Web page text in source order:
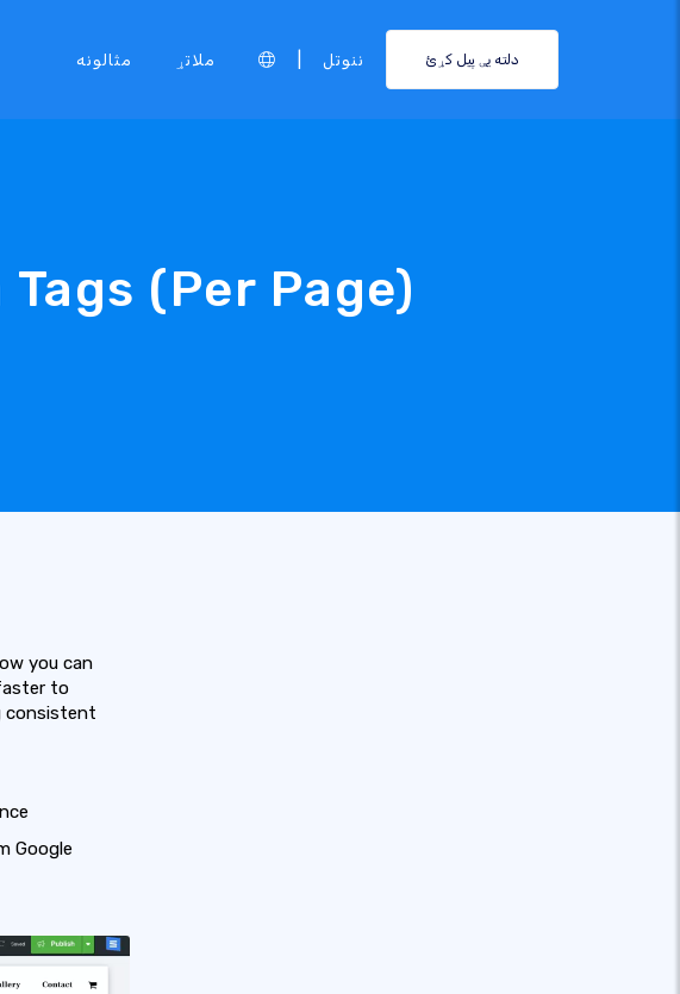
مثالونه ملاتړ ننوتل دلته یې پیل کړئ
(Per Page)
you can
to
consistent
Google